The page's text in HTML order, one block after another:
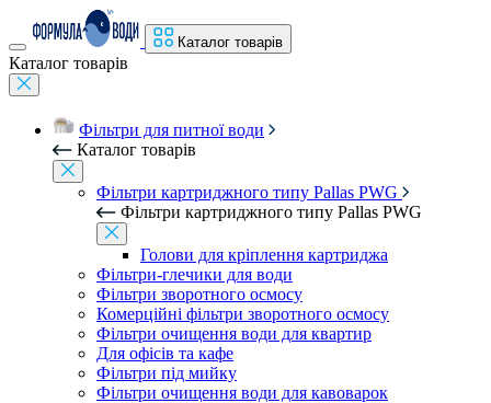
Каталог товарів
Каталог товарів
Фільтри для питної води
Каталог товарів
Фільтри картриджного типу Pallas PWG
Фільтри картриджного типу Pallas PWG
Голови для кріплення картриджа
Фільтри-глечики для води
Фільтри зворотного осмосу
Комерційні фільтри зворотного осмосу
Фільтри очищення води для квартир
Для офісів та кафе
Фільтри під мийку
Фільтри очищення води для кавоварок